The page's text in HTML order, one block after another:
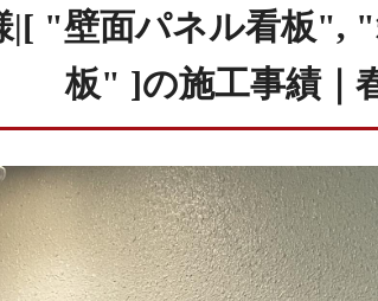
|[ "壁面パネル看板",
板" ]の施工事績｜